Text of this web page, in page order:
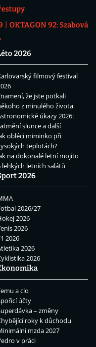
OKTAGON 92: Szabová
2026
filmový festival
že jste potkali
z minulého života
úkazy 2026:
slunce a další
obléci miminko při
teplotách?
na dokonalé letní mojito
lehkých letních salátů
2026
2026/27
2026
2026
2026
2026
2026
a clo
účty
– změny
roky k důchodu
mzda 2027
v práci